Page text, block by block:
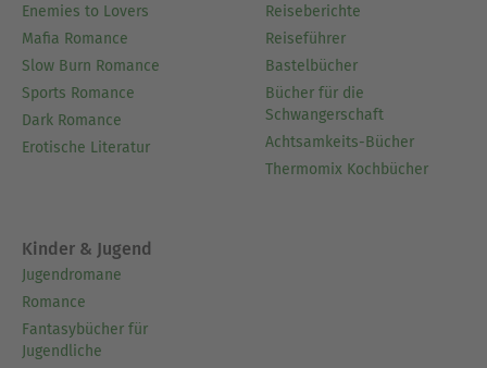
Enemies to Lovers
Mafia Romance
Slow Burn Romance
Sports Romance
Dark Romance
Erotische Literatur
Reiseberichte
Reiseführer
Bastelbücher
Bücher für die
Schwangerschaft
Achtsamkeits-Bücher
Thermomix Kochbücher
Kinder & Jugend
Jugendromane
Romance
Fantasybücher für
Jugendliche